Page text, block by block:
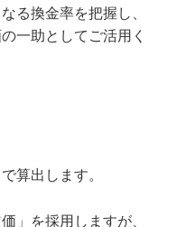
る換金率を把握し、
一助としてご活用く
算出します。
」を採用しますが、